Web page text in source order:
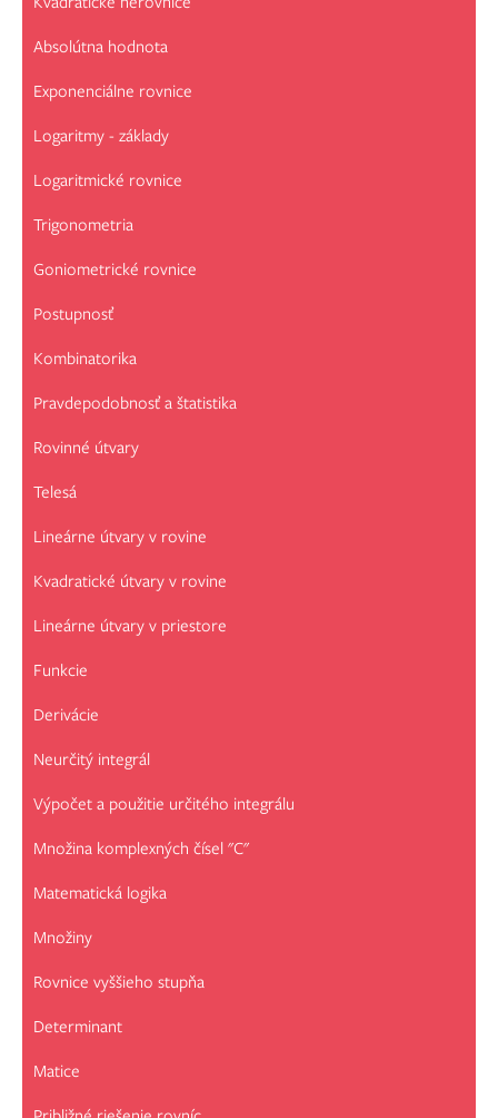
Absolútna hodnota
Exponenciálne rovnice
Logaritmy - základy
Logaritmické rovnice
Trigonometria
Goniometrické rovnice
Postupnosť
Kombinatorika
Pravdepodobnosť a štatistika
Rovinné útvary
Telesá
Lineárne útvary v rovine
Kvadratické útvary v rovine
Lineárne útvary v priestore
Funkcie
Derivácie
Neurčitý integrál
Výpočet a použitie určitého integrálu
Množina komplexných čísel "C"
Matematická logika
Množiny
Rovnice vyššieho stupňa
Determinant
Matice